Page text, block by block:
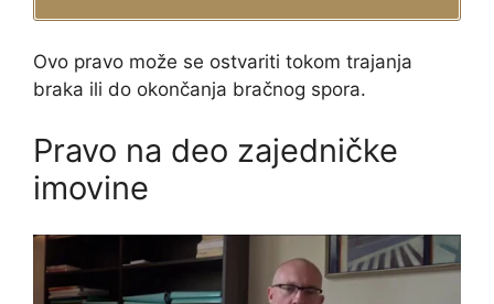
Ovo pravo može se ostvariti tokom trajanja
braka ili do okončanja bračnog spora.
Pravo na deo zajedničke
imovine